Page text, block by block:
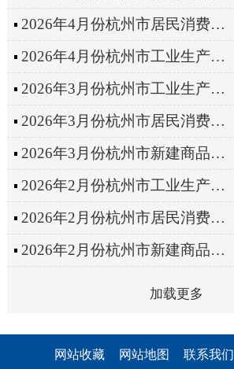
2026年4月份杭州市居民消费价格同比上涨1.8%
2026年4月份杭州市工业生产者出厂价格同比上涨0.8%
2026年3月份杭州市工业生产者出厂价格同比下降0.1%
2026年3月份杭州市居民消费价格同比上涨1.7%
2026年3月份杭州市新建商品住宅销售价格环比上涨0.2%
2026年2月份杭州市工业生产者出厂价格同比下降0.9%
2026年2月份杭州市居民消费价格同比上涨2.2%
2026年2月份杭州市新建商品住宅销售价格环比上涨0.2%
加载更多
网站收藏 网站地图 联系我们